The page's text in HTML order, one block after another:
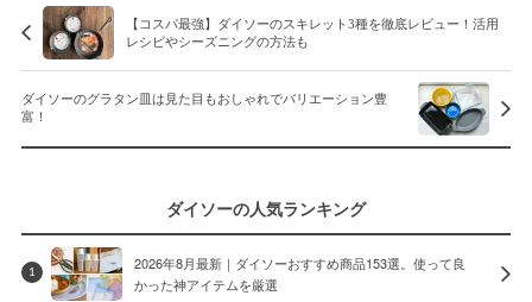
【コスパ最強】ダイソーのスキレット3種を徹底レビュー！活用
レシピやシーズニングの方法も
ダイソーのグラタン皿は見た目もおしゃれでバリエーション豊
富！
ダイソーの人気ランキング
1
2026年8月最新｜ダイソーおすすめ商品153選。使って良
かった神アイテムを厳選